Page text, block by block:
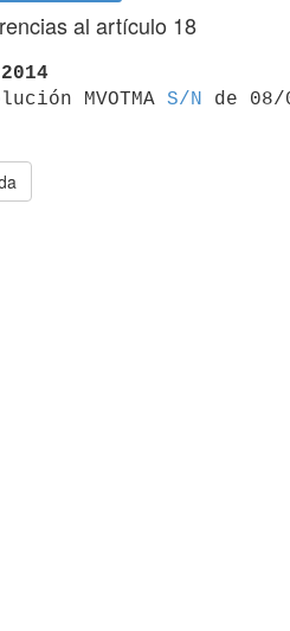
al artículo 18
MVOTMA S/N